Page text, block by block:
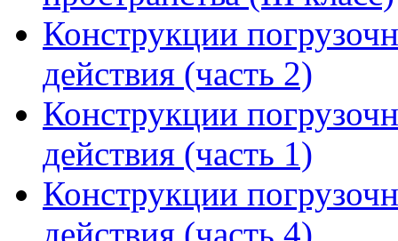
Конструкции
действия (часть 2)
Конструкции
действия (часть 1)
Конструкции
действия (часть 4)